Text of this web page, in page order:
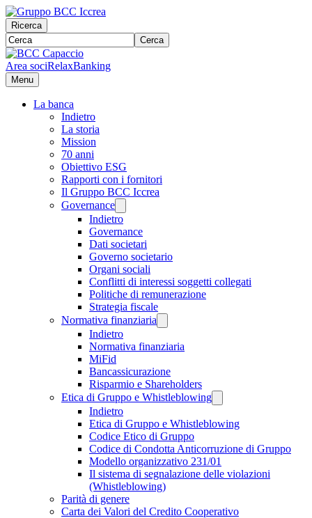
Ricerca
Cerca
Area sociRelaxBanking
Menu
La banca
Indietro
La storia
Mission
70 anni
Obiettivo ESG
Rapporti con i fornitori
Il Gruppo BCC Iccrea
Governance
Indietro
Governance
Dati societari
Governo societario
Organi sociali
Conflitti di interessi soggetti collegati
Politiche di remunerazione
Strategia fiscale
Normativa finanziaria
Indietro
Normativa finanziaria
MiFid
Bancassicurazione
Risparmio e Shareholders
Etica di Gruppo e Whistleblowing
Indietro
Etica di Gruppo e Whistleblowing
Codice Etico di Gruppo
Codice di Condotta Anticorruzione di Gruppo
Modello organizzativo 231/01
Il sistema di segnalazione delle violazioni
(Whistleblowing)
Parità di genere
Carta dei Valori del Credito Cooperativo